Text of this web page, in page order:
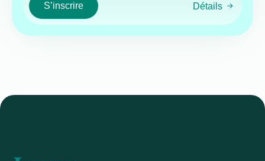
S’inscrire Détails